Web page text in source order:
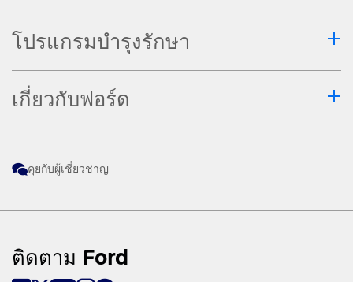
สภาพแวดล้อมของรถคุณเท่านั้น รถยนต์จะถูก
ปรับให้อยู่ในสภาพการตั้งค่าล่าสุดที่กำหนดไว้
การตรวจสอบสถานะรถยนต์ การรายงาน
สถานะรถหรือการแจ้งเตือนผ่านอุปกรณ์ใดๆ
บำรุงรักษาตามปกติ เมื่อใดก็ตาม หากคุณเชื่อ
โปรดปรึกษาผู้เชี่ยวชาญเพื่อขอรับการวินิจฉัย
อัจฉริยะพร้อมระบบควบคุมรถให้อยู่กลางช่อง
ทางทำงานที่ความเร็ว 20 กม./ชม. เป็นต้นไป
โปรแกรมบำรุงรักษา
เกี่ยวกับฟอร์ด
คุยกับผู้เชี่ยวชาญ
ติดตาม Ford